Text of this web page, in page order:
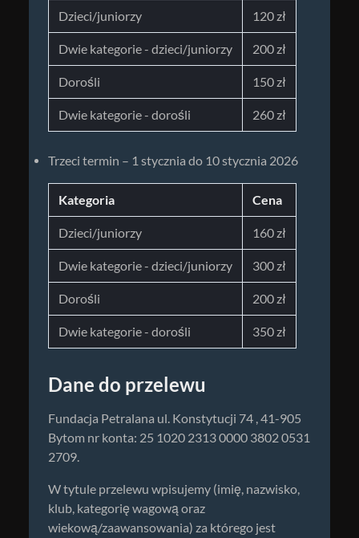
Dzieci/juniorzy 120 zł
Dwie kategorie - dzieci/juniorzy 200 zł
Dorośli 150 zł
Dwie kategorie - dorośli 260 zł
Trzeci termin – 1 stycznia do 10 stycznia 2026
Kategoria Cena
Dzieci/juniorzy 160 zł
Dwie kategorie - dzieci/juniorzy 300 zł
Dorośli 200 zł
Dwie kategorie - dorośli 350 zł
Dane do przelewu
Fundacja Petralana ul. Konstytucji 74 , 41-905
Bytom nr konta: 25 1020 2313 0000 3802 0531
2709.
W tytule przelewu wpisujemy (imię, nazwisko,
klub, kategorię wagową oraz
wiekową/zaawansowania) za którego jest